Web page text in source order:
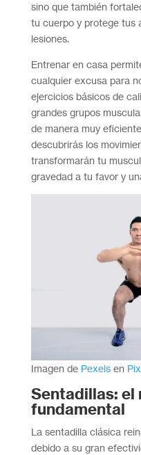
sino que también
tu cuerpo y protege tus
lesiones.
Entrenar en casa
cualquier excusa para
ejercicios básicos de
grandes grupos
de manera muy
descubrirás los
transformarán tu
gravedad a tu favor y
Imagen de Pexelsen
Sentadillas: el
fundamental
La sentadilla clásica
debido a su gran